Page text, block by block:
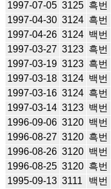
1997-07-05 3125 흑번
1997-04-30 3124 흑번
1997-04-26 3124 백번
1997-03-27 3123 흑번
1997-03-19 3123 흑번
1997-03-18 3124 백번
1997-03-16 3124 흑번
1997-03-14 3123 백번
1996-09-06 3120 백번
1996-08-27 3120 흑번
1996-08-26 3120 백번
1996-08-25 3120 흑번
1995-09-13 3111 백번